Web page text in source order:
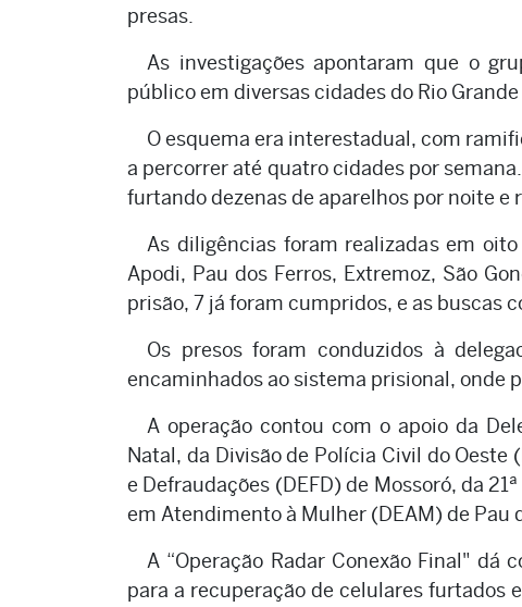
presas.
As investigações apontaram que o
público em diversas cidades do Rio
O esquema era interestadual, com
a percorrer até quatro cidades por
furtando dezenas de aparelhos por noite e
As diligências foram realizadas em
Apodi, Pau dos Ferros, Extremoz, São
prisão, 7 já foram cumpridos, e as buscas
Os presos foram conduzidos à
encaminhados ao sistema prisional, onde
A operação contou com o apoio da
Natal, da Divisão de Polícia Civil do Oeste
e Defraudações (DEFD) de Mossoró, da
em Atendimento à Mulher (DEAM) de Pau
A “Operação Radar Conexão Final" dá
para a recuperação de celulares furtados